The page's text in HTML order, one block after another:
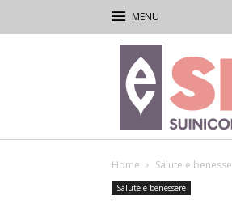
Rivista
di
Suinicoltura
Home Salute e
Salute e benessere